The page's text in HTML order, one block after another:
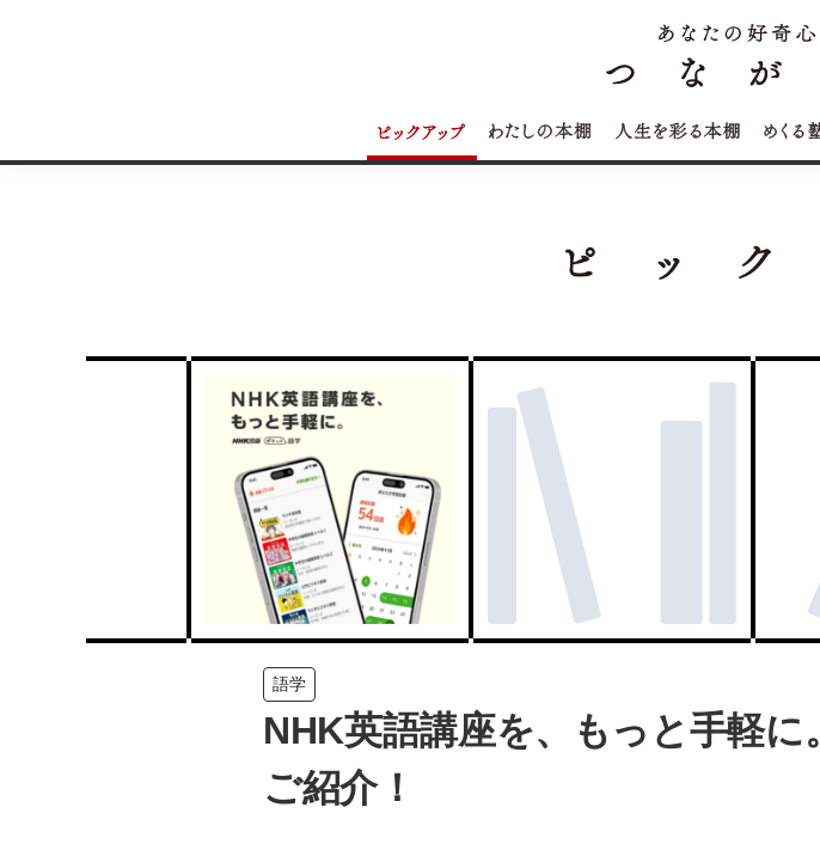
語学
NHK英語講座を、もっと手軽
ご紹介！